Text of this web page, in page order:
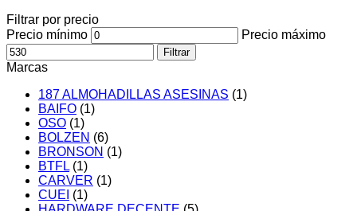
Filtrar por precio
Precio mínimo
Precio máximo
Filtrar
Marcas
187 ALMOHADILLAS ASESINAS (1)
BAIFO (1)
OSO (1)
BOLZEN (6)
BRONSON (1)
BTFL (1)
CARVER (1)
CUEI (1)